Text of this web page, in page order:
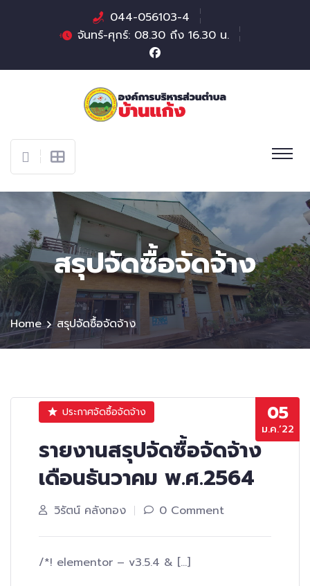
044-056103-4
จันทร์-ศุกร์: 08.30 ถึง 16.30 น.
สรุปจัดซื้อจัดจ้าง
Home สรุปจัดซื้อจัดจ้าง
05
ม.ค.’22
ประกาศจัดซื้อจัดจ้าง
รายงานสรุปจัดซื้อจัดจ้าง
เดือนธันวาคม พ.ศ.2564
วิรัตน์ คลังทอง 0 Comment
/*! elementor – v3.5.4 & […]